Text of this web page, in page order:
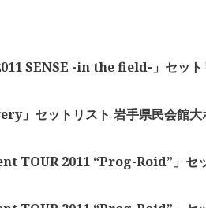
SENSE -in the field-」セット
」セットリスト 岩手県民会館大
TOUR 2011 “Prog-Roid”」セ